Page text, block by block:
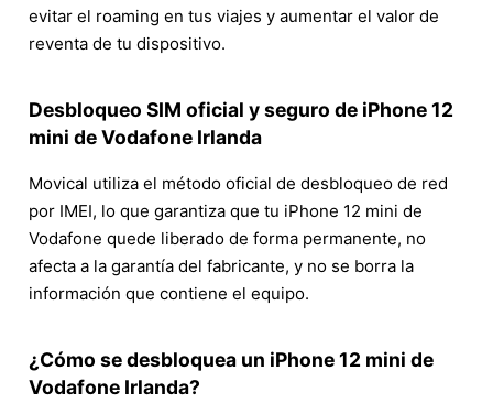
evitar el roaming en tus viajes y aumentar el valor de
reventa de tu dispositivo.
Desbloqueo SIM oficial y seguro de iPhone 12
mini de Vodafone Irlanda
Movical utiliza el método oficial de desbloqueo de red
por IMEI, lo que garantiza que tu iPhone 12 mini de
Vodafone quede liberado de forma permanente, no
afecta a la garantía del fabricante, y no se borra la
información que contiene el equipo.
¿Cómo se desbloquea un iPhone 12 mini de
Vodafone Irlanda?